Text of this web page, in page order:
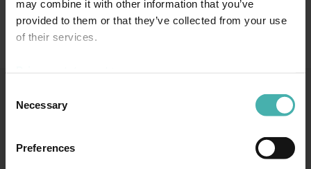
may combine it with other information that you’ve
provided to them or that they’ve collected from your use
of their services.
Selection
Necessary
Preferences